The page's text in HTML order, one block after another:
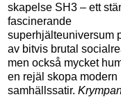
skapelse SH3 – ett
fascinerande
superhjälteuniversum
av bitvis brutal
men också mycket
en rejäl skopa modern
samhällssatir.